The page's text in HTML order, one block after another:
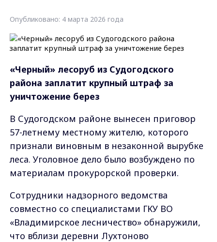
Опубликовано: 4 марта 2026 года
«Черный» лесоруб из Судогодского
района заплатит крупный штраф за
уничтожение берез
В Судогодском районе вынесен приговор
57-летнему местному жителю, которого
признали виновным в незаконной вырубке
леса. Уголовное дело было возбуждено по
материалам прокурорской проверки.
Сотрудники надзорного ведомства
совместно со специалистами ГКУ ВО
«Владимирское лесничество» обнаружили,
что вблизи деревни Лухтоново